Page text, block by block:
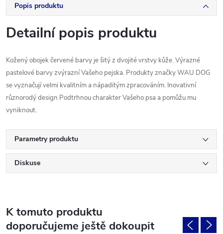
Popis produktu
Detailní popis produktu
Kožený obojekčervené barvy je šitýz dvojitévrstvy kůže.Výrazné
pastelové barvyzvýrazníVašeho pejska. ProduktyznačkyWAU DOG
se vyznačují velmi kvalitním a nápaditýmzpracováním. Inovativní
různorodýdesign PodtrhnoucharakterVašeho psa a pomůžu mu
vyniknout.
Parametry produktu
Diskuse
K tomuto produktu
doporučujeme ještě dokoupit